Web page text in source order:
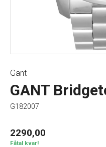
Gant
GANT
G182007
2290,00
Fåtal kvar!